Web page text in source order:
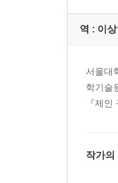
역 : 이상
서울대
학기술
『제
작가의